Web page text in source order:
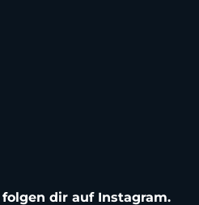
dir auf Instagram.